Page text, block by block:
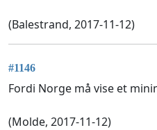
(Balestrand, 2017-11-12)
#1146
Fordi Norge må vise et
(Molde, 2017-11-12)